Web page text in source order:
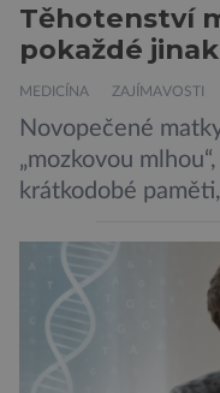
Těhotenství
pokaždé
MEDICÍNA ZAJÍMAVOSTI
Novopečené
„mozkovou
krátkodobé
obtíže byly
nedostatku
novorozence.
stojí změny v
Poporodní